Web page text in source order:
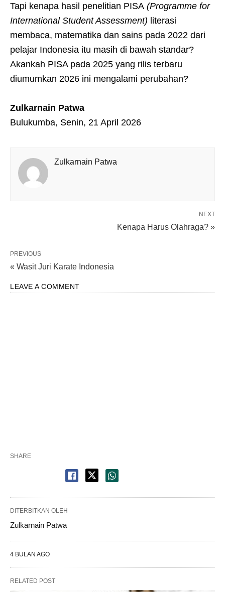
Tapi kenapa hasil penelitian PISA (Programme for
International Student Assessment) literasi
membaca, matematika dan sains pada 2022 dari
pelajar Indonesia itu masih di bawah standar?
Akankah PISA pada 2025 yang rilis terbaru
diumumkan 2026 ini mengalami perubahan?
Zulkarnain Patwa
Bulukumba, Senin, 21 April 2026
Zulkarnain Patwa
NEXT
Kenapa Harus Olahraga? »
PREVIOUS
« Wasit Juri Karate Indonesia
LEAVE A COMMENT
SHARE
DITERBITKAN OLEH
Zulkarnain Patwa
4 BULAN AGO
RELATED POST